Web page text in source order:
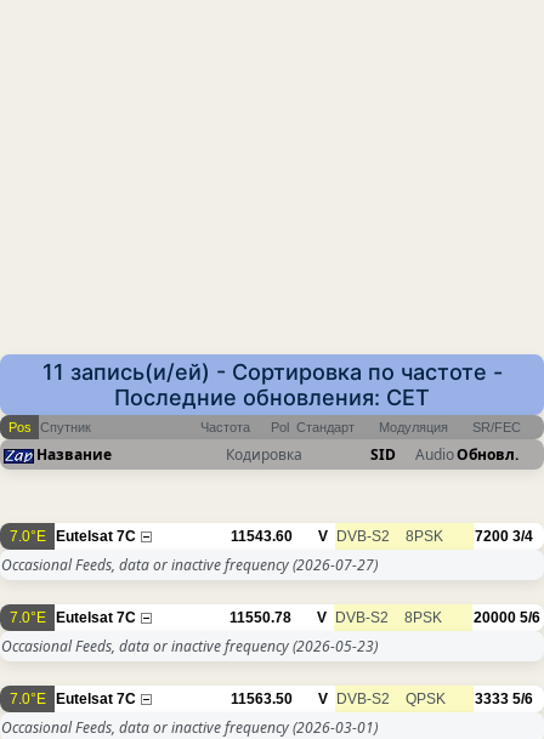
11 запись(и/ей) - Сортировка по частоте -
Последние обновления: CET
Pos Спутник Частота Pol Стандарт Модуляция SR/FEC
Название Кодировка SID AudioОбновл.
7.0°E Eutelsat 7C 11543.60 V DVB-S2 8PSK 7200 3/4
Occasional Feeds, data or inactive frequency(2026-07-27)
7.0°E Eutelsat 7C 11550.78 V DVB-S2 8PSK 20000 5/6
Occasional Feeds, data or inactive frequency(2026-05-23)
7.0°E Eutelsat 7C 11563.50 V DVB-S2 QPSK 3333 5/6
Occasional Feeds, data or inactive frequency(2026-03-01)